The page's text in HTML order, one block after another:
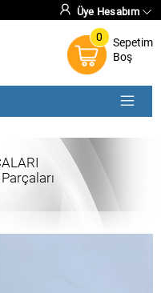
Üye Hesabım
Sepetim
0
Boş